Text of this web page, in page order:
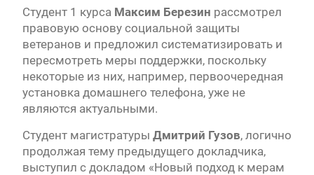
Студент 1 курса Максим Березин рассмотрел
правовую основу социальной защиты
ветеранов и предложил систематизировать и
пересмотреть меры поддержки, поскольку
некоторые из них, например, первоочередная
установка домашнего телефона, уже не
являются актуальными.
Студент магистратуры Дмитрий Гузов, логично
продолжая тему предыдущего докладчика,
выступил с докладом «Новый подход к мерам